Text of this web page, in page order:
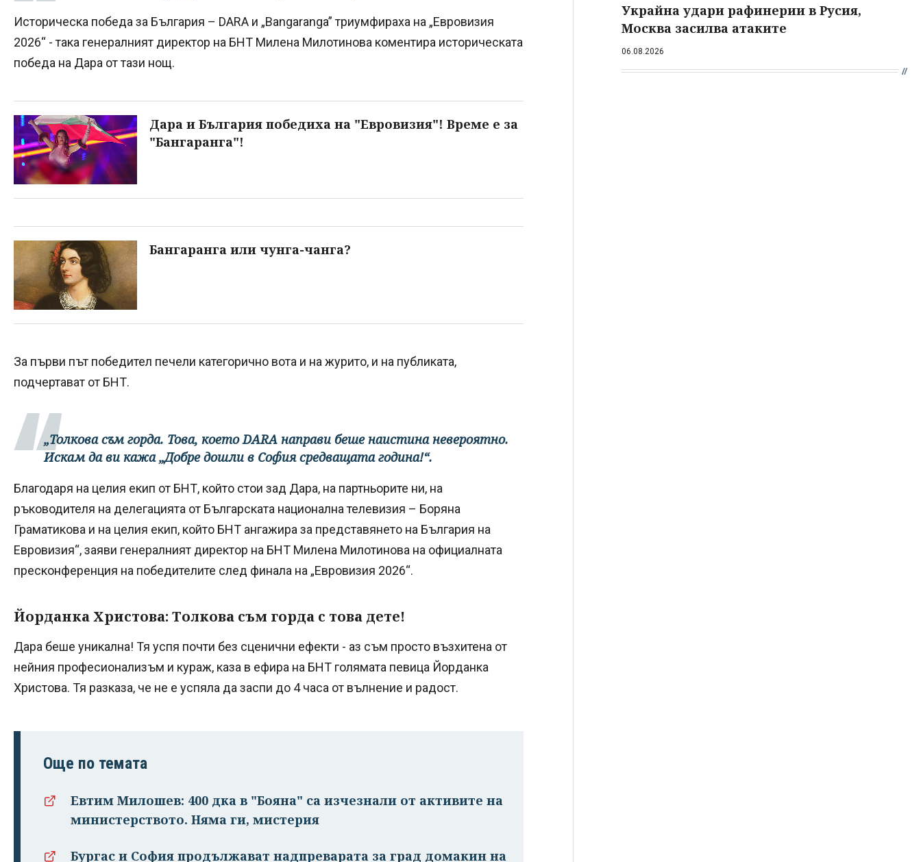
Историческа победа за България – DARA и „Bangaranga” триумфираха на „Евровизия
2026“ - така генералният директор на БНТ Милена Милотинова коментира историческата
победа на Дара от тази нощ.
Дара и България победиха на "Евровизия"! Време е за
"Бангаранга"!
Бангаранга или чунга-чанга?
За първи път победител печели категорично вота и на журито, и на публиката,
подчертават от БНТ.
„Толкова съм горда. Това, което DARA направи беше наистина невероятно.
Искам да ви кажа „Добре дошли в София средващата година!“.
Благодаря на целия екип от БНТ, който стои зад Дара, на партньорите ни, на
ръководителя на делегацията от Българската национална телевизия – Боряна
Граматикова и на целия екип, който БНТ ангажира за представянето на България на
Евровизия“, заяви генералният директор на БНТ Милена Милотинова на официалната
пресконференция на победителите след финала на „Евровизия 2026“.
Йорданка Христова: Толкова съм горда с това дете!
Дара беше уникална! Тя успя почти без сценични ефекти - аз съм просто възхитена от
нейния професионализъм и кураж, каза в ефира на БНТ голямата певица Йорданка
Христова. Тя разказа, че не е успяла да заспи до 4 часа от вълнение и радост.
Още по темата
Евтим Милошев: 400 дка в "Бояна" са изчезнали от активите на
министерството. Няма ги, мистерия
Бургас и София продължават надпреварата за град домакин на
Украйна удари рафинерии в Русия,
Москва засилва атаките
06.08.2026